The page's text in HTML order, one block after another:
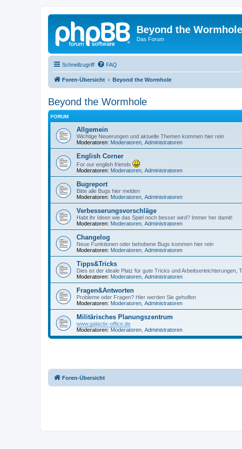
Beyond the Wormhole
Das Forum
Schnellzugriff FAQ
Foren-Übersicht Beyond the Wormhole
Beyond the Wormhole
FORUM
Allgemein
Wichtige Neuerungen und aktuelle Themen kommen hier rein
Moderatoren: Moderatoren Administratoren
English Corner
For our english friends
Moderatoren: Moderatoren Administratoren
Bugreport
Bitte alle Bugs hier melden
Moderatoren: Moderatoren Administratoren
Verbesserungsvorschläge
Habt ihr Ideen wie das Spiel noch besser wird? Immer her damit!
Moderatoren: Moderatoren Administratoren
Changelog
Neue Funktionen oder behobene Bugs kommen hier rein
Moderatoren: Moderatoren Administratoren
Tipps&Tricks
Dies ist der ideale Platz für gute Tricks und Arbeitserleichterungen,
Moderatoren: Moderatoren Administratoren
Fragen&Antworten
Probleme oder Fragen? Hier werden Sie geholfen
Moderatoren: Moderatoren Administratoren
Militärisches Planungszentrum
www.galactix-office.de
Moderatoren: Moderatoren Administratoren
Foren-Übersicht